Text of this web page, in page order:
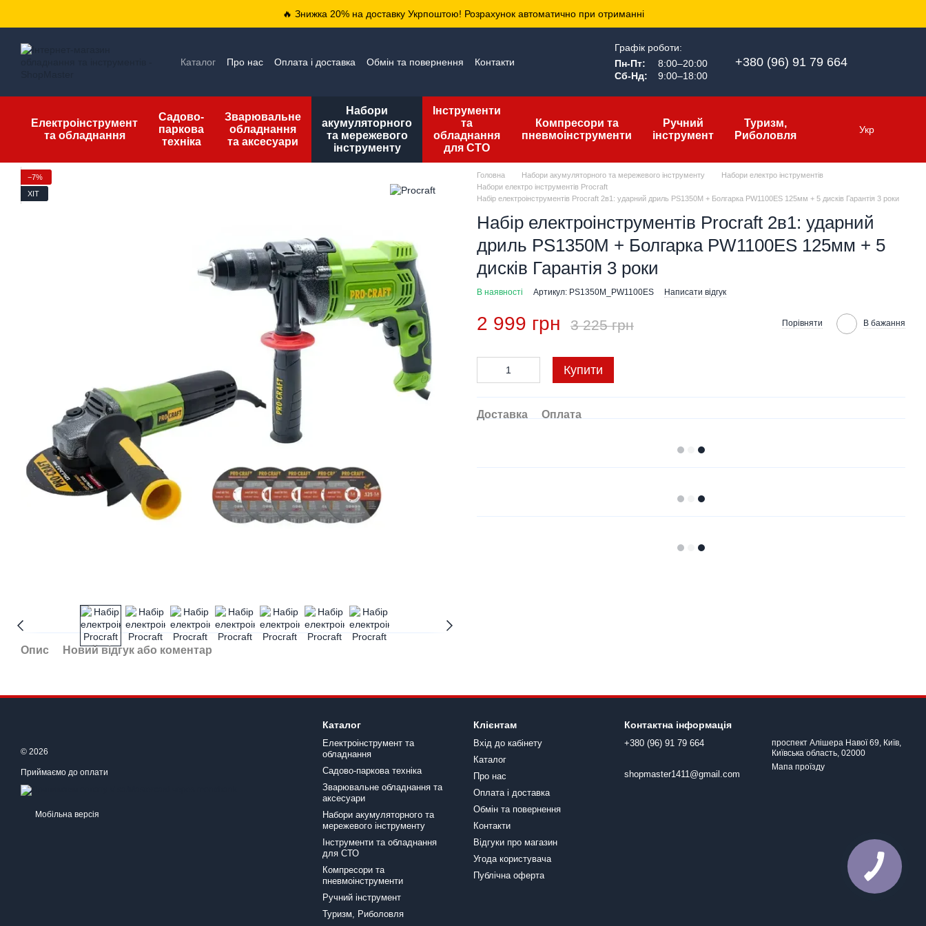
🔥 Знижка 20% на доставку Укрпоштою! Розрахунок автоматично при отриманні
Каталог Про нас Оплата і доставка Обмін та повернення
Контакти
Графік роботи:
Пн-Пт:
8:00–20:00
Сб-Нд:
9:00–18:00
+380 (96) 91 79 664
Електроінструмент
та обладнання
Садово-
паркова
техніка
Зварювальне
обладнання
та аксесуари
Набори
акумуляторного
та мережевого
інструменту
Інструменти
та
обладнання
для СТО
Компресори та
пневмоінструменти
Ручний
інструмент
Туризм,
Риболовля
Укр
−7%
ХІТ
Опис Новий відгук або коментар
Головна Набори акумуляторного та мережевого інструменту
Набори електро інструментів
Набори електро інструментів Procraft
Набір електроінструментів Procraft 2в1: ударний дриль PS1350M + Болгарка PW1100ES 125мм + 5 дисків Гарантія 3 роки
Набір електроінструментів Procraft 2в1: ударний
дриль PS1350M + Болгарка PW1100ES 125мм + 5
дисків Гарантія 3 роки
В наявності Артикул: PS1350M_PW1100ES Написати відгук
2 999 грн 3 225 грн Порівняти В бажання
Купити
Доставка Оплата
© 2026
Приймаємо до оплати
Мобільна версія
Каталог
Електроінструмент та
обладнання
Садово-паркова техніка
Зварювальне обладнання та
аксесуари
Набори акумуляторного та
мережевого інструменту
Інструменти та обладнання
для СТО
Компресори та
пневмоінструменти
Ручний інструмент
Туризм, Риболовля
Клієнтам
Вхід до кабінету
Каталог
Про нас
Оплата і доставка
Обмін та повернення
Контакти
Відгуки про магазин
Угода користувача
Публічна оферта
Контактна інформація
+380 (96) 91 79 664
shopmaster1411@gmail.com
проспект Алішера Навої 69, Київ,
Київська область, 02000
Мапа проїзду